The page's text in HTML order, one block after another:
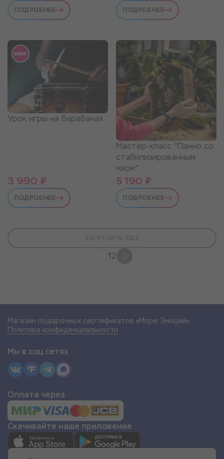
ПОДРОБНЕЕ ПОДРОБНЕЕ
Урок игры на барабанах
3 990 ₽
ПОДРОБНЕЕ
Мастер-класс "Панно со
стабилизированным
мхом"
5 190 ₽
ПОДРОБНЕЕ
12
Магазин подарочных сертификатов «Море Эмоций»
Политика конфиденциальности
Мы в соц сетях
Оплата через
Скачивайте наше приложение